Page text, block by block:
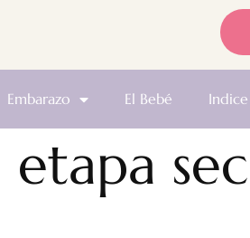
Embarazo El Bebé
etapa